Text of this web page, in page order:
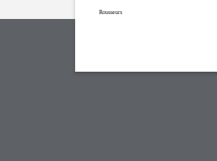
Rousseurs